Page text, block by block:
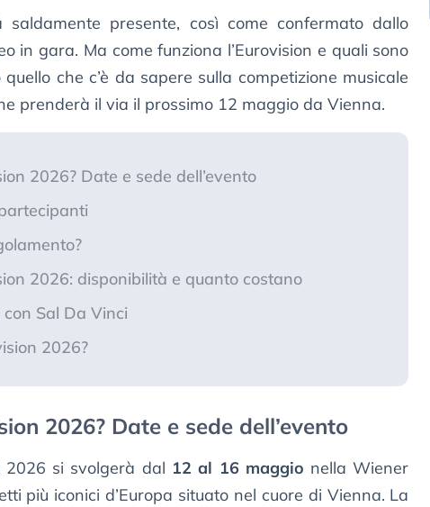
saldamente presente, così come confermato dallo
in gara. Ma come funziona l’Eurovision e quali sono
che c’è da sapere sulla competizione musicale
prenderà il via il prossimo 12 maggio da Vienna.
2026? Date e sede dell’evento
2026: disponibilità e quanto costano
con Sal Da Vinci
2026?
2026? Date e sede dell’evento
2026 si svolgerà dal 12 al 16 maggio nella Wiener
più iconici d’Europa situato nel cuore di Vienna. La